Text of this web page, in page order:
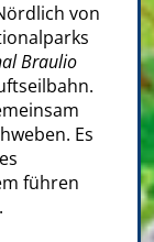
von
Braulio
Es
führen